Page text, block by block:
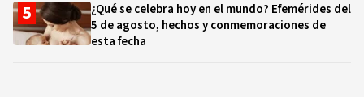
¿Qué se celebra hoy en el mundo? Efemérides del
5 de agosto, hechos y conmemoraciones de
esta fecha